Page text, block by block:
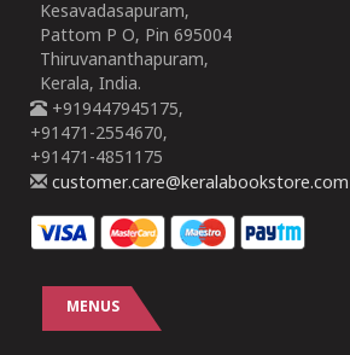
Kesavadasapuram,
Pattom P O, Pin 695004
Thiruvananthapuram,
Kerala, India.
+919447945175,
+91471-2554670,
+91471-4851175
customer.care@keralabookstore.com
MENUS